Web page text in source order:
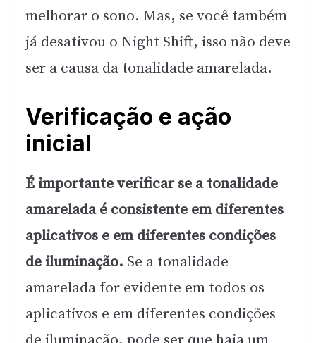
melhorar o sono. Mas, se você também
já desativou o Night Shift, isso não deve
ser a causa da tonalidade amarelada.
Verificação e ação
inicial
É importante verificar se a tonalidade
amarelada é consistente em diferentes
aplicativos e em diferentes condições
de iluminação. Se a tonalidade
amarelada for evidente em todos os
aplicativos e em diferentes condições